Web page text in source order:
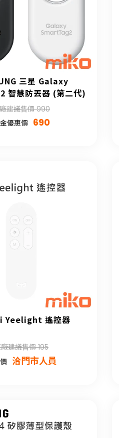
三星 Galaxy
智慧防丟器 (第二代)
建議售價 990
優惠價 690
Yeelight 遙控器
建議售價 195
洽門市人員